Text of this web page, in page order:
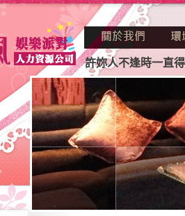
作？也許妳人不逢時一直得不到